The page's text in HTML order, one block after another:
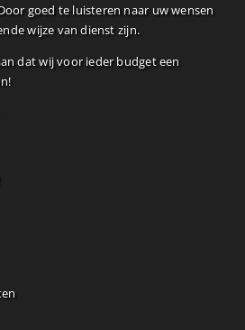
goed te luisteren naar uw wensen
wijze van dienst zijn.
dat wij voor ieder budget een